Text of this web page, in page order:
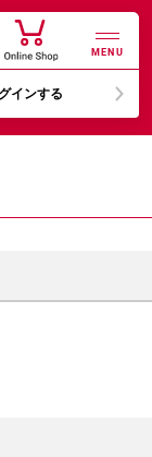
MENU
インする